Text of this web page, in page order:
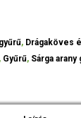
, Drágaköves
, Gyűrű, Sárga